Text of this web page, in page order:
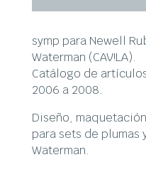
symp para Newell
Waterman (CAV!LA).
Catálogo de
2006 a 2008.
Diseño,
para sets de plumas
Waterman.